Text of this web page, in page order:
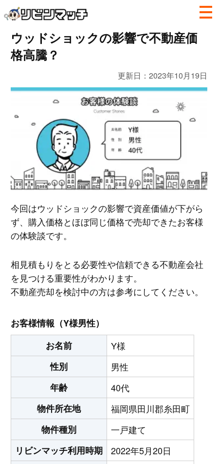
ウッドショックの影響で不動産価
格高騰？
更新日：2023年10月19日
今回はウッドショックの影響で資産価値が下がら
ず、購入価格とほぼ同じ価格で売却できたお客様
の体験談です。
相見積もりをとる必要性や信頼できる不動産会社
を見つける重要性がわかります。
不動産売却を検討中の方は参考にしてください。
お客様情報（Y様男性）
お名前
Y様
性別
男性
年齢
40代
物件所在地
福岡県田川郡糸田町
物件種別
一戸建て
リビンマッチ利用時期
2022年5月20日